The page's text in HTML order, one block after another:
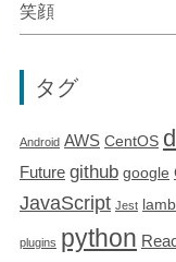
笑顔
タグ
Android AWS CentOS
Future github google
JavaScript Jest
plugins python